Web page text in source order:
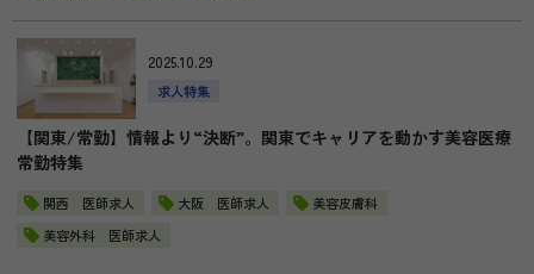
2025.10.29
求人特集
【関東/常勤】情報より“決断”。関東でキャリアを動かす美容医療
常勤特集
関西 医師求人 大阪 医師求人
美容皮膚科
美容外科 医師求人